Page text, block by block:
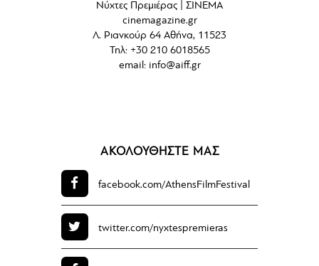
Νύχτες Πρεμιέρας | ΣΙΝΕΜΑ
cinemagazine.gr
Λ. Ριανκούρ 64 Αθήνα, 11523
Τηλ: +30 210 6018565
email: info@aiff.gr
ΑΚΟΛΟΥΘΗΣΤΕ ΜΑΣ
facebook.com/AthensFilmFestival
twitter.com/nyxtespremieras